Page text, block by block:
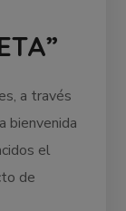
a través
bienvenida
el
de